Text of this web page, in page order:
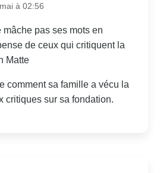
à 02:56
pas ses mots en
de ceux qui critiquent la
Matte
comment sa famille a vécu la
critiques sur sa fondation.